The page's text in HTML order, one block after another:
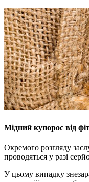
Мідний купорос від
Окремого розгляду
проводяться у разі
У цьому випадку